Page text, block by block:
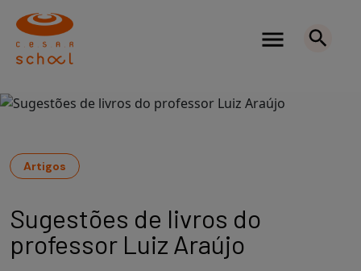
Artigos
Sugestões de livros do
professor Luiz Araújo